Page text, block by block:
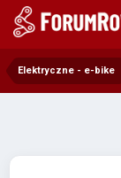
Elektryczne - e-bike